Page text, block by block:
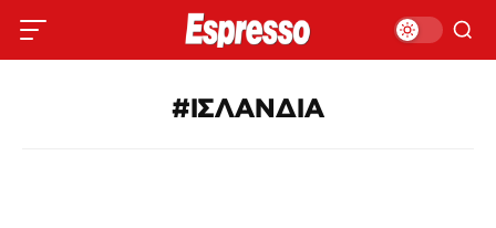
#ΙΣΛΑΝΔΙΑ